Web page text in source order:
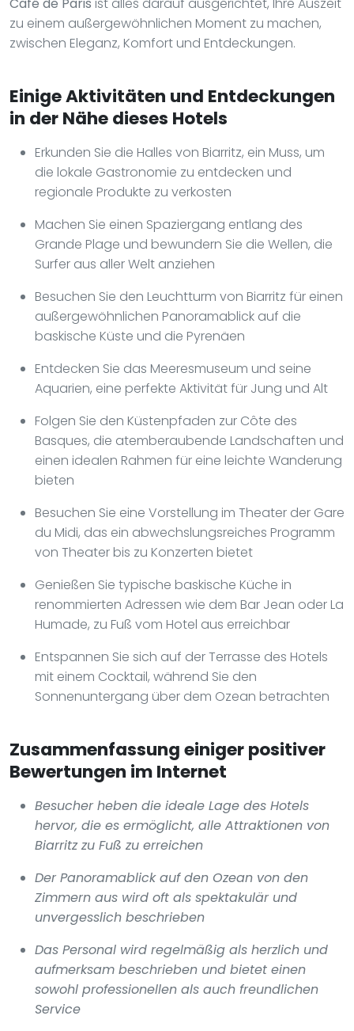
zu einem außergewöhnlichen Moment zu machen,
zwischen Eleganz, Komfort und Entdeckungen.
Einige Aktivitäten und Entdeckungen
in der Nähe dieses Hotels
Erkunden Sie die Halles von Biarritz, ein Muss, um
die lokale Gastronomie zu entdecken und
regionale Produkte zu verkosten
Machen Sie einen Spaziergang entlang des
Grande Plage und bewundern Sie die Wellen, die
Surfer aus aller Welt anziehen
Besuchen Sie den Leuchtturm von Biarritz für einen
außergewöhnlichen Panoramablick auf die
baskische Küste und die Pyrenäen
Entdecken Sie das Meeresmuseum und seine
Aquarien, eine perfekte Aktivität für Jung und Alt
Folgen Sie den Küstenpfaden zur Côte des
Basques, die atemberaubende Landschaften und
einen idealen Rahmen für eine leichte Wanderung
bieten
Besuchen Sie eine Vorstellung im Theater der Gare
du Midi, das ein abwechslungsreiches Programm
von Theater bis zu Konzerten bietet
Genießen Sie typische baskische Küche in
renommierten Adressen wie dem Bar Jean oder La
Humade, zu Fuß vom Hotel aus erreichbar
Entspannen Sie sich auf der Terrasse des Hotels
mit einem Cocktail, während Sie den
Sonnenuntergang über dem Ozean betrachten
Zusammenfassung einiger positiver
Bewertungen im Internet
Besucher heben die ideale Lage des Hotels
hervor, die es ermöglicht, alle Attraktionen von
Biarritz zu Fuß zu erreichen
Der Panoramablick auf den Ozean von den
Zimmern aus wird oft als spektakulär und
unvergesslich beschrieben
Das Personal wird regelmäßig als herzlich und
aufmerksam beschrieben und bietet einen
sowohl professionellen als auch freundlichen
Service